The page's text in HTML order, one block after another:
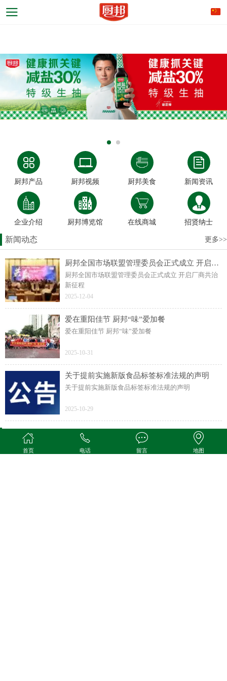
厨邦产品 厨邦视频 厨邦美食 新闻资讯
企业介绍 厨邦博览馆 在线商城 招贤纳士
新闻动态 更多>>
厨邦全国市场联盟管理委员会正式成立 开启厂商共治新征程
厨邦全国市场联盟管理委员会正式成立 开启厂商共治
新征程
2025-12-04
爱在重阳佳节 厨邦“味”爱加餐
爱在重阳佳节 厨邦“味”爱加餐
2025-10-31
关于提前实施新版食品标签标准法规的声明
关于提前实施新版食品标签标准法规的声明
2025-10-29
厨邦视频
首页 电话 留言 地图